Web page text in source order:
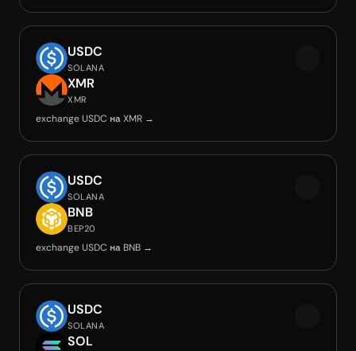
USDC
SOLANA
XMR
XMR
exchange USDC на XMR →
USDC
SOLANA
BNB
BEP20
exchange USDC на BNB →
USDC
SOLANA
SOL